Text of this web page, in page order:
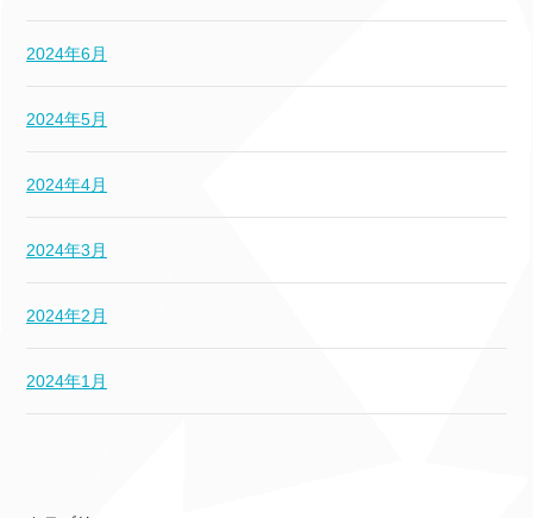
2024年6月
2024年5月
2024年4月
2024年3月
2024年2月
2024年1月